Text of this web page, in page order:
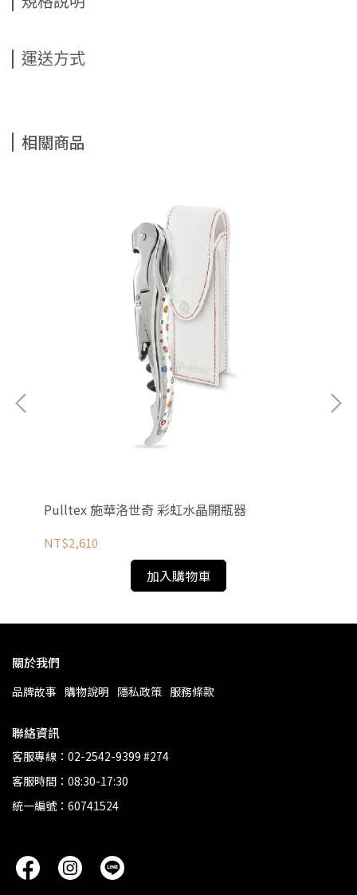
運送方式
相關商品
Pulltex 施華洛世奇 彩虹水晶開瓶器
NT$2,610
加入購物車
關於我們
品牌故事 購物說明 隱私政策 服務條款
聯絡資訊
客服專線：02-2542-9399 #274
客服時間：08:30-17:30
統一編號：60741524